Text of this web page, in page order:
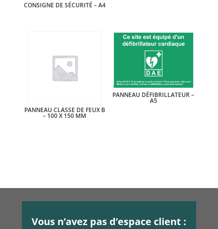
CONSIGNE DE SÉCURITÉ – A4
PANNEAU CLASSE DE FEUX B
– 100 X 150 MM
PANNEAU DÉFIBRILLATEUR –
A5
Vous n’avez pas d’espace client :